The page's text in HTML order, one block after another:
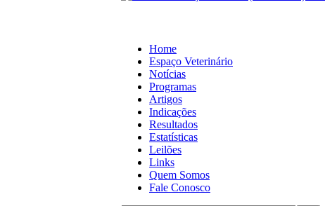
Home
Espaço Veterinário
Notícias
Programas
Artigos
Indicações
Resultados
Estatísticas
Leilões
Links
Quem Somos
Fale Conosco